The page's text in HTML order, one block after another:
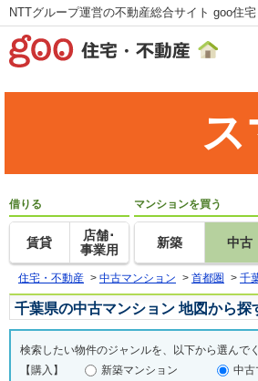
NTTグループ運営の不動産総合サイト goo住
借りる
賃貸
店舗･
事業用
マンションを買う
新築 中古
住宅・不動産 > 中古マンション > 首都圏 > 千
千葉県の中古マンション 地図から探
検索したい物件のジャンルを、以下から選んで
【購入】
新築マンション 中古